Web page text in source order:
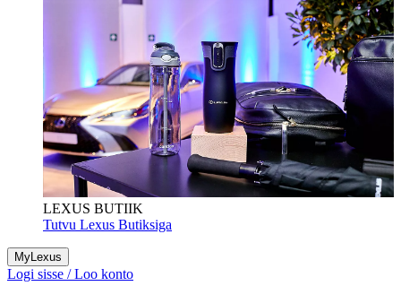
LEXUS BUTIIK
Tutvu Lexus Butiksiga
MyLexus
Logi sisse / Loo konto